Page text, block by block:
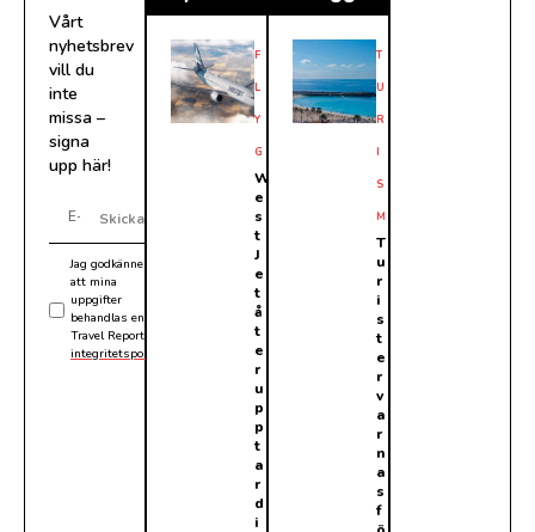
Vårt
nyhetsbrev
vill du
inte
missa –
signa
upp här!
Jag godkänner
att mina
uppgifter
behandlas enligt
Travel Reports
integritetspolicy
Skicka
F
L
Y
G
W
e
s
t
J
e
t
å
t
e
r
u
p
p
t
a
r
d
i
T
U
R
I
S
M
T
u
r
i
s
t
e
r
v
a
r
n
a
s
f